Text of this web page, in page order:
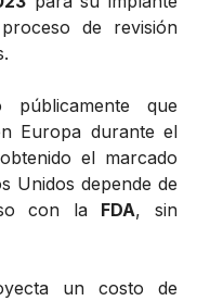
de revisión
que
Europa durante el
el marcado
Unidos depende de
con la FDA, sin
un costo de